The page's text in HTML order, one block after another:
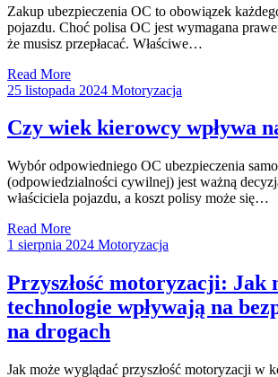
Zakup ubezpieczenia OC to obowiązek
pojazdu. Choć polisa OC jest wymagana
że musisz przepłacać. Właściwe…
Read More
25 listopada 2024 Motoryzacja
Czy wiek kierowcy wpływa
Wybór odpowiedniego OC ubezpieczenia
(odpowiedzialności cywilnej) jest ważną
właściciela pojazdu, a koszt polisy może się…
Read More
1 sierpnia 2024 Motoryzacja
Przyszłość motoryzacji: Jak
technologie wpływają na
na drogach
Jak może wyglądać przyszłość motoryzacji w